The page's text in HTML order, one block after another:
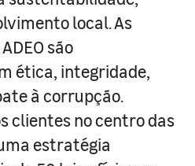
local. As
são
ética, integridade,
à corrupção.
clientes no centro das
estratégia